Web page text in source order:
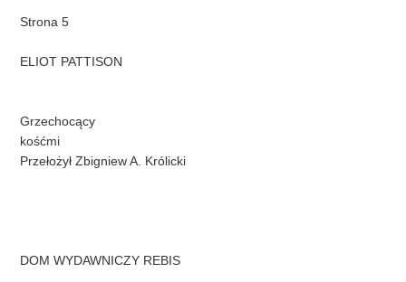
Strona 5
ELIOT PATTISON
Grzechocący
kośćmi
Przełożył Zbigniew A. Królicki
DOM WYDAWNICZY REBIS